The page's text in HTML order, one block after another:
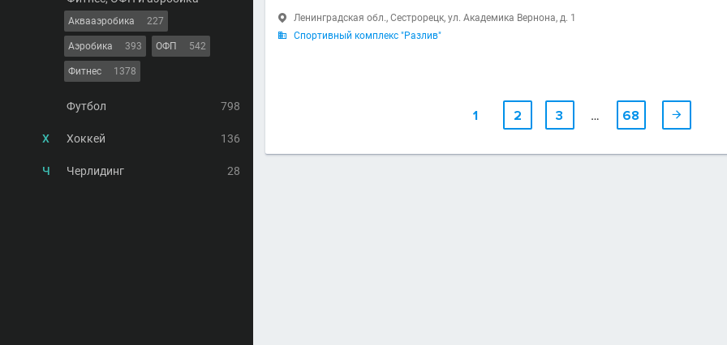
Аквааэробика 227
Аэробика 393 ОФП 542
Фитнес 1378
Футбол 798
Х Хоккей 136
Ч Черлидинг 28
 Ленинградская обл., Сестрорецк, ул. Академика Вернона, д. 1

Спортивный комплекс "Разлив"
1 2 3 … 68 